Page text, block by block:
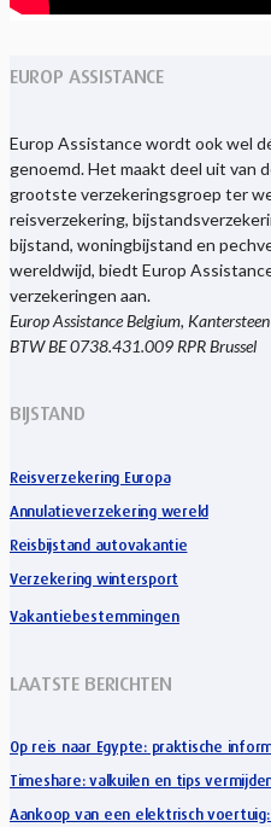
EUROP ASSISTANCE
Europ Assistance wordt ook wel
genoemd. Het maakt deel uit van
grootste verzekeringsgroep ter
reisverzekering,
bijstand, woningbijstand en
wereldwijd, biedt Europ
verzekeringen aan.
Europ Assistance Belgium,
BTW BE 0738.431.009 RPR Brussel
BIJSTAND
Reisverzekering Europa
Annulatieverzekering wereld
Reisbijstand autovakantie
Verzekering wintersport
Vakantiebestemmingen
LAATSTE BERICHTEN
Op reis naar Egypte: praktische
Timeshare: valkuilen en tips
Aankoop van een elektrisch